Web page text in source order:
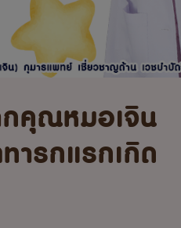
กคุณหมอเจิน
ารกแรกเกิด